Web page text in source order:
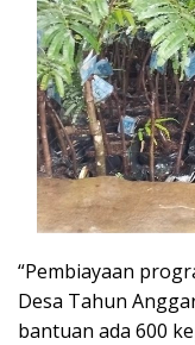
“Pembiayaan
Desa Tahun
bantuan ada 600